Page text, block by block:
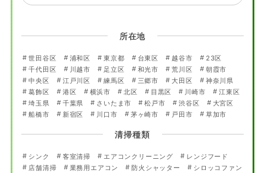
所在地
世田谷区 浦和区 東京都 台東区 越谷市
23区
千代田区
川越市 足立区 和光市 荒川区
朝霞市
中央区
江戸川区 練馬区 三郷市 大田区
神奈川県
葛飾区
港区 横浜市 北区 目黒区 川崎市
江東区
埼玉県
千葉県 さいたま市 松戸市 渋谷区
大宮区
船橋市
新宿区 川口市 茅ヶ崎市 戸田市 草加市
清掃種類
シンク 客室清掃 エアコンクリーニング
レンジフード
店舗清掃
業務用エアコン 防火シャッター
シロッコファン